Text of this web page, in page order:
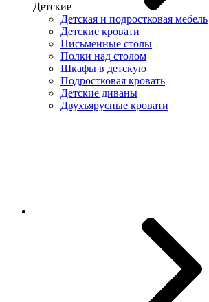
Детские
Детская и подростковая мебель
Детские кровати
Письменные столы
Полки над столом
Шкафы в детскую
Подростковая кровать
Детские диваны
Двухъярусные кровати